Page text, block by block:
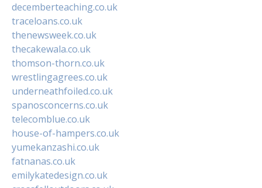
decemberteaching.co.uk
traceloans.co.uk
thenewsweek.co.uk
thecakewala.co.uk
thomson-thorn.co.uk
wrestlingagrees.co.uk
underneathfoiled.co.uk
spanosconcerns.co.uk
telecomblue.co.uk
house-of-hampers.co.uk
yumekanzashi.co.uk
fatnanas.co.uk
emilykatedesign.co.uk